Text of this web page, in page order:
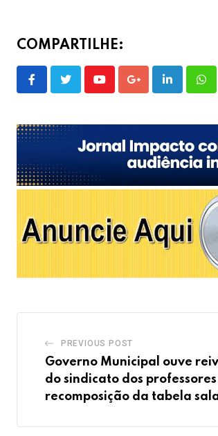
COMPARTILHE:
YoutubeGoogle+LinkedIn
PREVIOUS POST
Governo Municipal ouve
do sindicato dos
recomposição da tabela